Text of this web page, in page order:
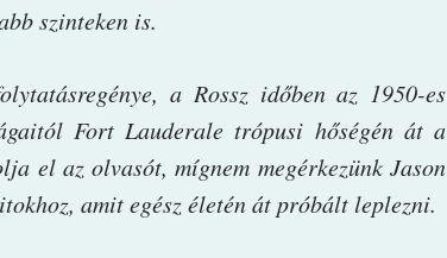
szinteken is.
a Rossz időben az 1950-es
Fort Lauderale trópusi hőségén át a
el az olvasót, mígnem megérkezünk Jason
amit egész életén át próbált leplezni.